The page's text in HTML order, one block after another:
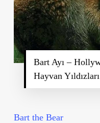
Bart Ayı –
Hayvan Yıldızları
Bart the Bear